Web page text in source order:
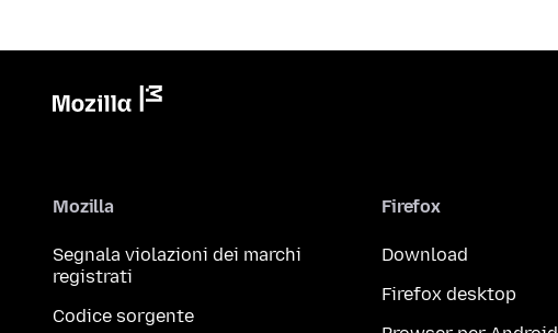
Mozilla
Segnala violazioni dei marchi
registrati
Codice sorgente
Firefox
Download
Firefox desktop